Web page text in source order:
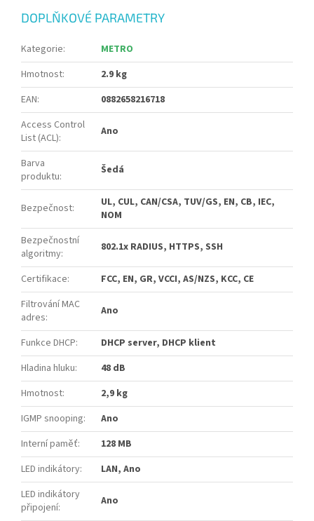
DOPLŇKOVÉ PARAMETRY
Kategorie:
METRO
Hmotnost:
2.9 kg
EAN:
0882658216718
Access Control
List (ACL): Ano
Barva
produktu: Šedá
Bezpečnost:
UL, CUL, CAN/CSA, TUV/GS, EN, CB, IEC,
NOM
Bezpečnostní
algoritmy: 802.1x RADIUS, HTTPS, SSH
Certifikace:
FCC, EN, GR, VCCI, AS/NZS, KCC, CE
Filtrování MAC
adres: Ano
Funkce DHCP:
DHCP server, DHCP klient
Hladina hluku:
48 dB
Hmotnost:
2,9 kg
IGMP snooping:
Ano
Interní paměť:
128 MB
LED indikátory:
LAN, Ano
LED indikátory
připojení: Ano